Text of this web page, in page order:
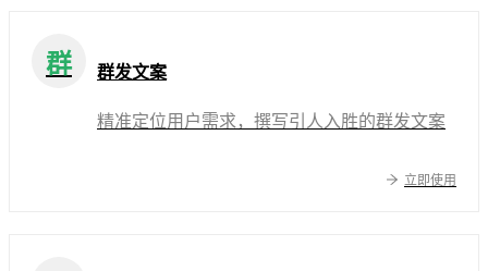
群 群发文案
精准定位用户需求，撰写引人入胜的群发文案
立即使用